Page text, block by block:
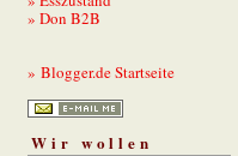
» Don B2B
» Blogger.de Startseite
Wir wollen